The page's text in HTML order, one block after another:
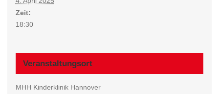
Zeit:
18:30
Veranstaltungsort
MHH Kinderklinik Hannover